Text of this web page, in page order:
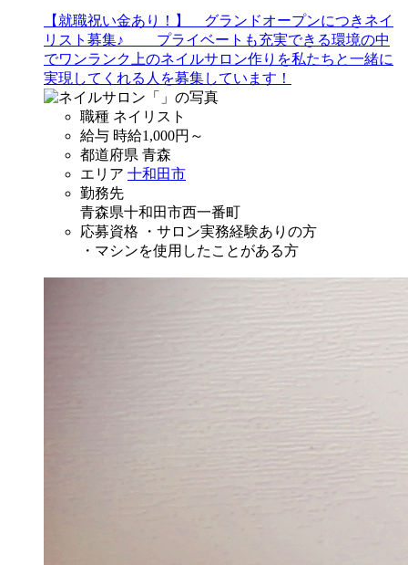
【就職祝い金あり！】 グランドオープンにつきネイ
リスト募集♪ プライベートも充実できる環境の中
でワンランク上のネイルサロン作りを私たちと一緒に
実現してくれる人を募集しています！
職種 ネイリスト
給与 時給1,000円～
都道府県 青森
エリア 十和田市
勤務先
青森県十和田市西一番町
応募資格
・サロン実務経験ありの方
・マシンを使用したことがある方